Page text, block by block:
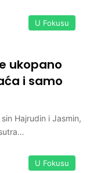
U Fokusu
ukopano
i samo
Hajrudin i Jasmin,
U Fokusu